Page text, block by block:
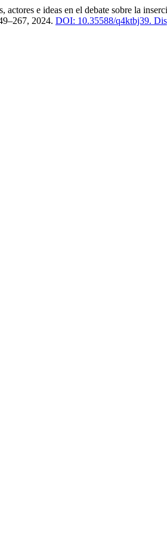
actores e ideas en el debate sobre la
2024. DOI: 10.35588/q4ktbj39.